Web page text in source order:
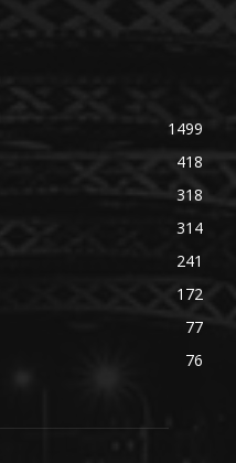
1499
418
318
314
241
172
77
76